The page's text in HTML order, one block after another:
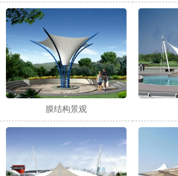
膜结构景观